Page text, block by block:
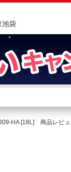
池袋
HA [18L] 商品レビュ